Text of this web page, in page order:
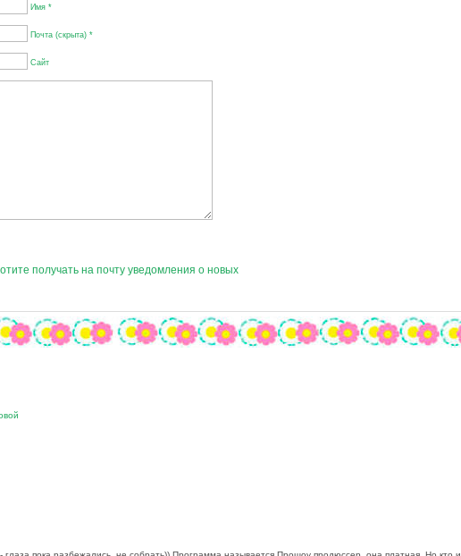
Имя *
Почта (скрыта) *
Сайт
получать на почту уведомления о новых